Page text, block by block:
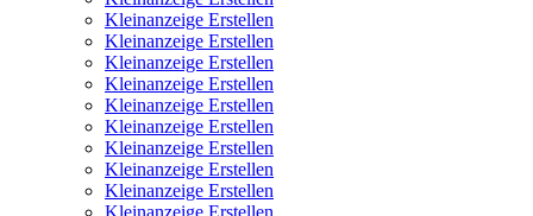
Kleinanzeige Erstellen
Kleinanzeige Erstellen
Kleinanzeige Erstellen
Kleinanzeige Erstellen
Kleinanzeige Erstellen
Kleinanzeige Erstellen
Kleinanzeige Erstellen
Kleinanzeige Erstellen
Kleinanzeige Erstellen
Kleinanzeige Erstellen